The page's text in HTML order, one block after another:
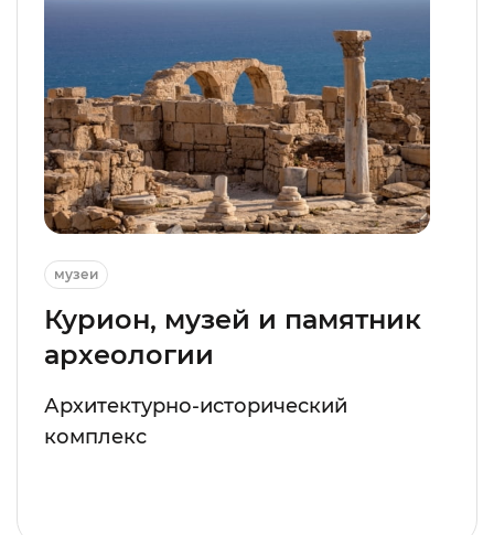
музеи
Курион, музей и памятник
археологии
Архитектурно-исторический
комплекс